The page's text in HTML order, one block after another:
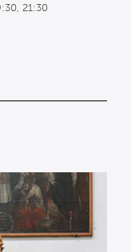
21:30